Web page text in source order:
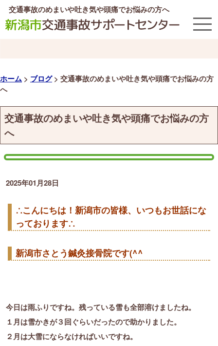
交通事故のめまいや吐き気や頭痛でお悩みの方へ
ホーム > ブログ> 交通事故のめまいや吐き気や頭痛でお悩みの方
へ
交通事故のめまいや吐き気や頭痛でお悩みの方
へ
2025年01月28日
∴こんにちは！新潟市の皆様、いつもお世話にな
っております∴
新潟市さとう鍼灸接骨院です(^^ゞ
今日は雨ふりですね。残っている雪も全部溶けましたね。
１月は雪かきが３回ぐらいだったので助かりました。
２月は大雪にならなければいいですね。